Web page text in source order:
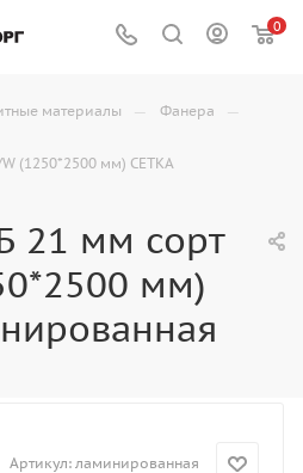
0
материалы — Фанера —
(1250*2500 мм) СЕТКА
21 мм сорт
мм)
Артикул: ламинированная